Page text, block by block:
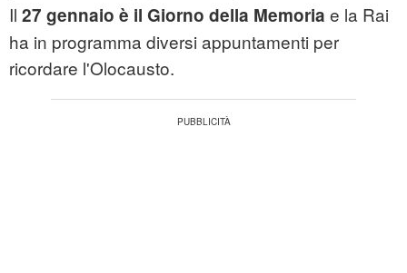
Il 27 gennaio è il Giorno della Memoria e la Rai
ha in programma diversi appuntamenti per
ricordare l'Olocausto.